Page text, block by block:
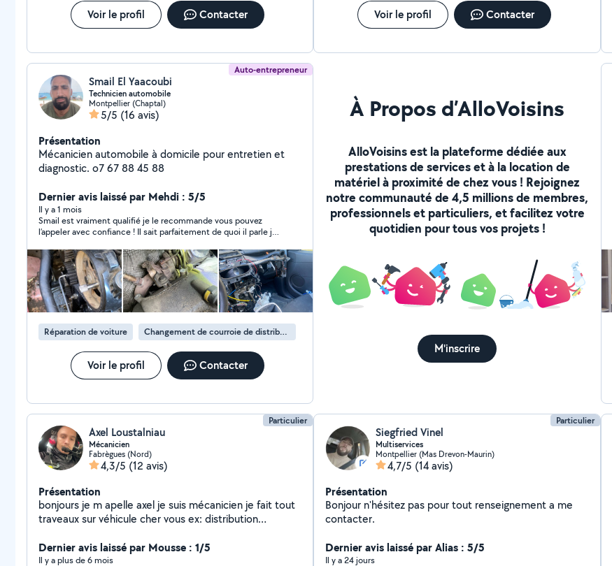
Voir le profil Contacter Voir le profil Contacter
Auto-entrepreneur
Smail El Yaacoubi
Technicien automobile
Montpellier (Chaptal)
5/5 (16 avis)
Présentation
Mécanicien automobile à domicile pour entretien et
diagnostic. o7 67 88 45 88
Dernier avis laissé par Mehdi : 5/5
Il y a 1 mois
Smail est vraiment qualifié je le recommande vous pouvez
l’appeler avec confiance ! Il sait parfaitement de quoi il parle je
plus qu’un mécano qui répond à 19h30 un samedi je suis
vraiment très satisfait !
Réparation de voiture Changement de courroie de distribution
Voir le profil Contacter
À Propos d’AlloVoisins
AlloVoisins est la plateforme dédiée aux
prestations de services et à la location de
matériel à proximité de chez vous ! Rejoignez
notre communauté de 4,5 millions de membres,
professionnels et particuliers, et facilitez votre
quotidien pour tous vos projets !
M'inscrire
Particulier
Axel Loustalniau
Mécanicien
Fabrègues (Nord)
4,3/5 (12 avis)
Présentation
bonjours je m apelle axel je suis mécanicien je fait tout
traveaux sur véhicule cher vous ex: distribution
Dernier avis laissé par Mousse : 1/5
Il y a plus de 6 mois
Particulier
Siegfried Vinel
Multiservices
Montpellier (Mas Drevon-Maurin)
4,7/5 (14 avis)
Présentation
Bonjour n'hésitez pas pour tout renseignement a me
contacter.
Dernier avis laissé par Alias : 5/5
Il y a 24 jours